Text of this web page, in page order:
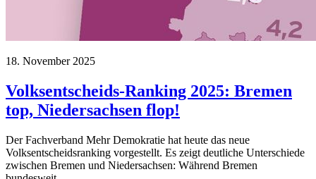
18. November 2025
Volksentscheids-Ranking 2025: Bremen
top, Niedersachsen flop!
Der Fachverband Mehr Demokratie hat heute das neue
Volksentscheidsranking vorgestellt. Es zeigt deutliche Unterschiede
zwischen Bremen und Niedersachsen: Während Bremen